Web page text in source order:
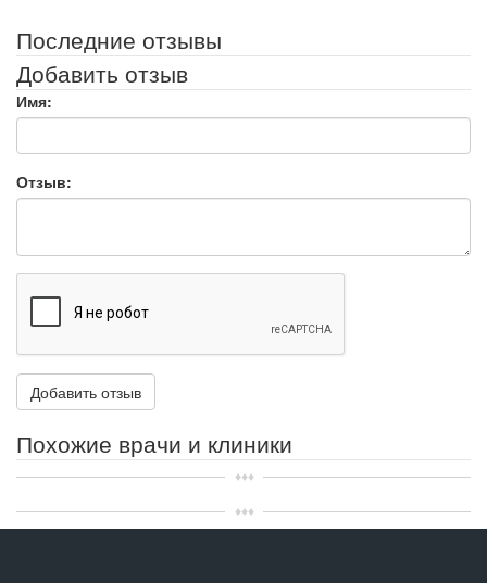
Последние отзывы
Добавить отзыв
Имя:
Отзыв:
Похожие врачи и клиники